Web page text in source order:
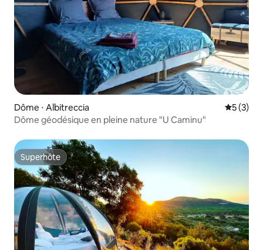
Dôme ⋅ Albitreccia
5 (3)
Dôme géodésique en pleine nature "U Caminu"
Superhôte
Superhôte